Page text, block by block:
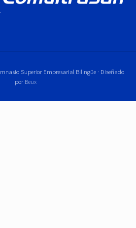
Superior Empresarial Bilingüe · Diseñado
por Beux